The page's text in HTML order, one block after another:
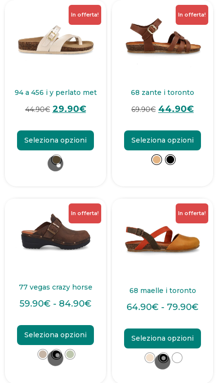
In offerta!
94 a 456 i y perlato met
44.90€ 29.90€
Seleziona opzioni
In offerta!
68 zante i toronto
69.90€ 44.90€
Seleziona opzioni
In offerta!
77 vegas crazy horse
59.90€ - 84.90€
Seleziona opzioni
In offerta!
68 maelle i toronto
64.90€ - 79.90€
Seleziona opzioni